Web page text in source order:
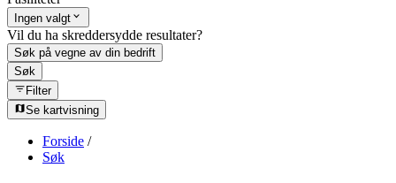
Ingen valgt
Vil du ha skreddersydde resultater?
Søk på vegne av din bedrift
Søk
Filter
Se kartvisning
Forside /
Søk